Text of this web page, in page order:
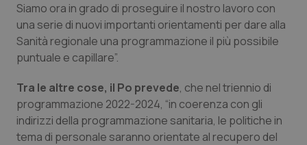
Puglia
Sardegna
Sicilia
Toscana
Malattie rare
Malattia di Crohn & Rettocolite Ulcerosa
Neuroscienze & patologie neurodegenerative
Obesità
Siamo ora in grado di proseguire il nostro lavoro con
una serie di nuovi importanti orientamenti per dare alla
Sanità regionale una programmazione il più possibile
puntuale e capillare”.
Tra le altre cose, il Po prevede, che nel triennio di
programmazione 2022-2024, “in coerenza con gli
indirizzi della programmazione sanitaria, le politiche in
tema di personale saranno orientate al recupero del